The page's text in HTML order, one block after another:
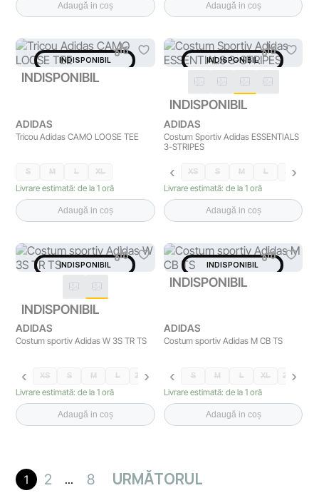
Adaugă in coș Adaugă in coș
INDISPONIBIL
INDISPONIBIL
ADIDAS
Tricou Adidas CAMO LOOSE TEE
S M L XL
Livrare estimată: de la 1 oră
Adaugă in coș
INDISPONIBIL
INDISPONIBIL
ADIDAS
Costum Sportiv Adidas ESSENTIALS
3-STRIPES
XS S M L XL
Livrare estimată: de la 1 oră
Adaugă in coș
INDISPONIBIL
INDISPONIBIL
ADIDAS
Costum sportiv Adidas W 3S TR TS
XS S M L 2XS XL XXL
Livrare estimată: de la 1 oră
Adaugă in coș
INDISPONIBIL
INDISPONIBIL
ADIDAS
Costum sportiv Adidas M CB TS
S M L XL 2XL
Livrare estimată: de la 1 oră
Adaugă in coș
1 2 ... 8 URMĂTORUL